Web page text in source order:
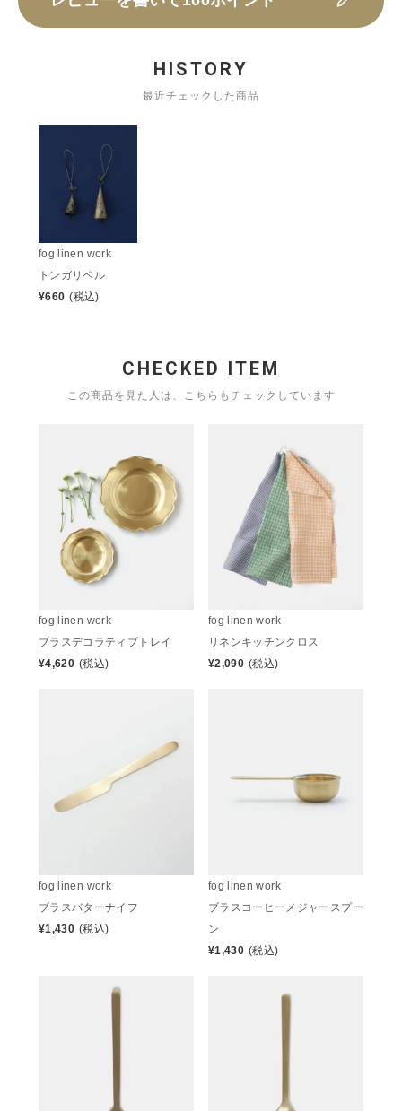
HISTORY
最近チェックした商品
fog linen work
トンガリベル
¥660 (税込)
CHECKED ITEM
この商品を見た人は、こちらもチェックしています
fog linen work
ブラスデコラティブトレイ
¥4,620 (税込)
fog linen work
リネンキッチンクロス
¥2,090 (税込)
fog linen work
ブラスバターナイフ
¥1,430 (税込)
fog linen work
ブラスコーヒーメジャースプー
ン
¥1,430 (税込)